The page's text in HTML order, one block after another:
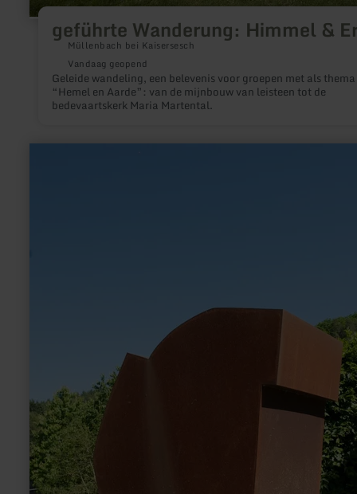
geführte Wanderung: Himmel &
Müllenbach bei Kaisersesch
Vandaag geopend
Geleide wandeling, een belevenis voor groepen met als thema
“Hemel en Aarde”: van de mijnbouw van leisteen tot de
bedevaartskerk Maria Martental.